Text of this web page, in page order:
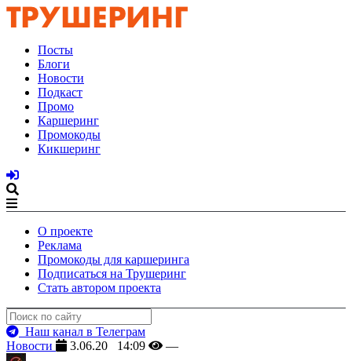
Посты
Блоги
Новости
Подкаст
Промо
Каршеринг
Промокоды
Кикшеринг
О проекте
Реклама
Промокоды для каршеринга
Подписаться на Трушеринг
Стать автором проекта
Наш канал в Телеграм
Новости
3.06.20 14:09
—